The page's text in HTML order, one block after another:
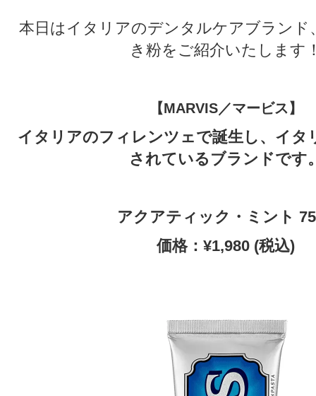
本日はイタリアのデンタルケアブランド
き粉をご紹介いたします
【MARVIS／マービス】
イタリアのフィレンツェで誕生し、イタ
されているブランドです
アクアティック・ミント
価格：¥1,980 (税込)